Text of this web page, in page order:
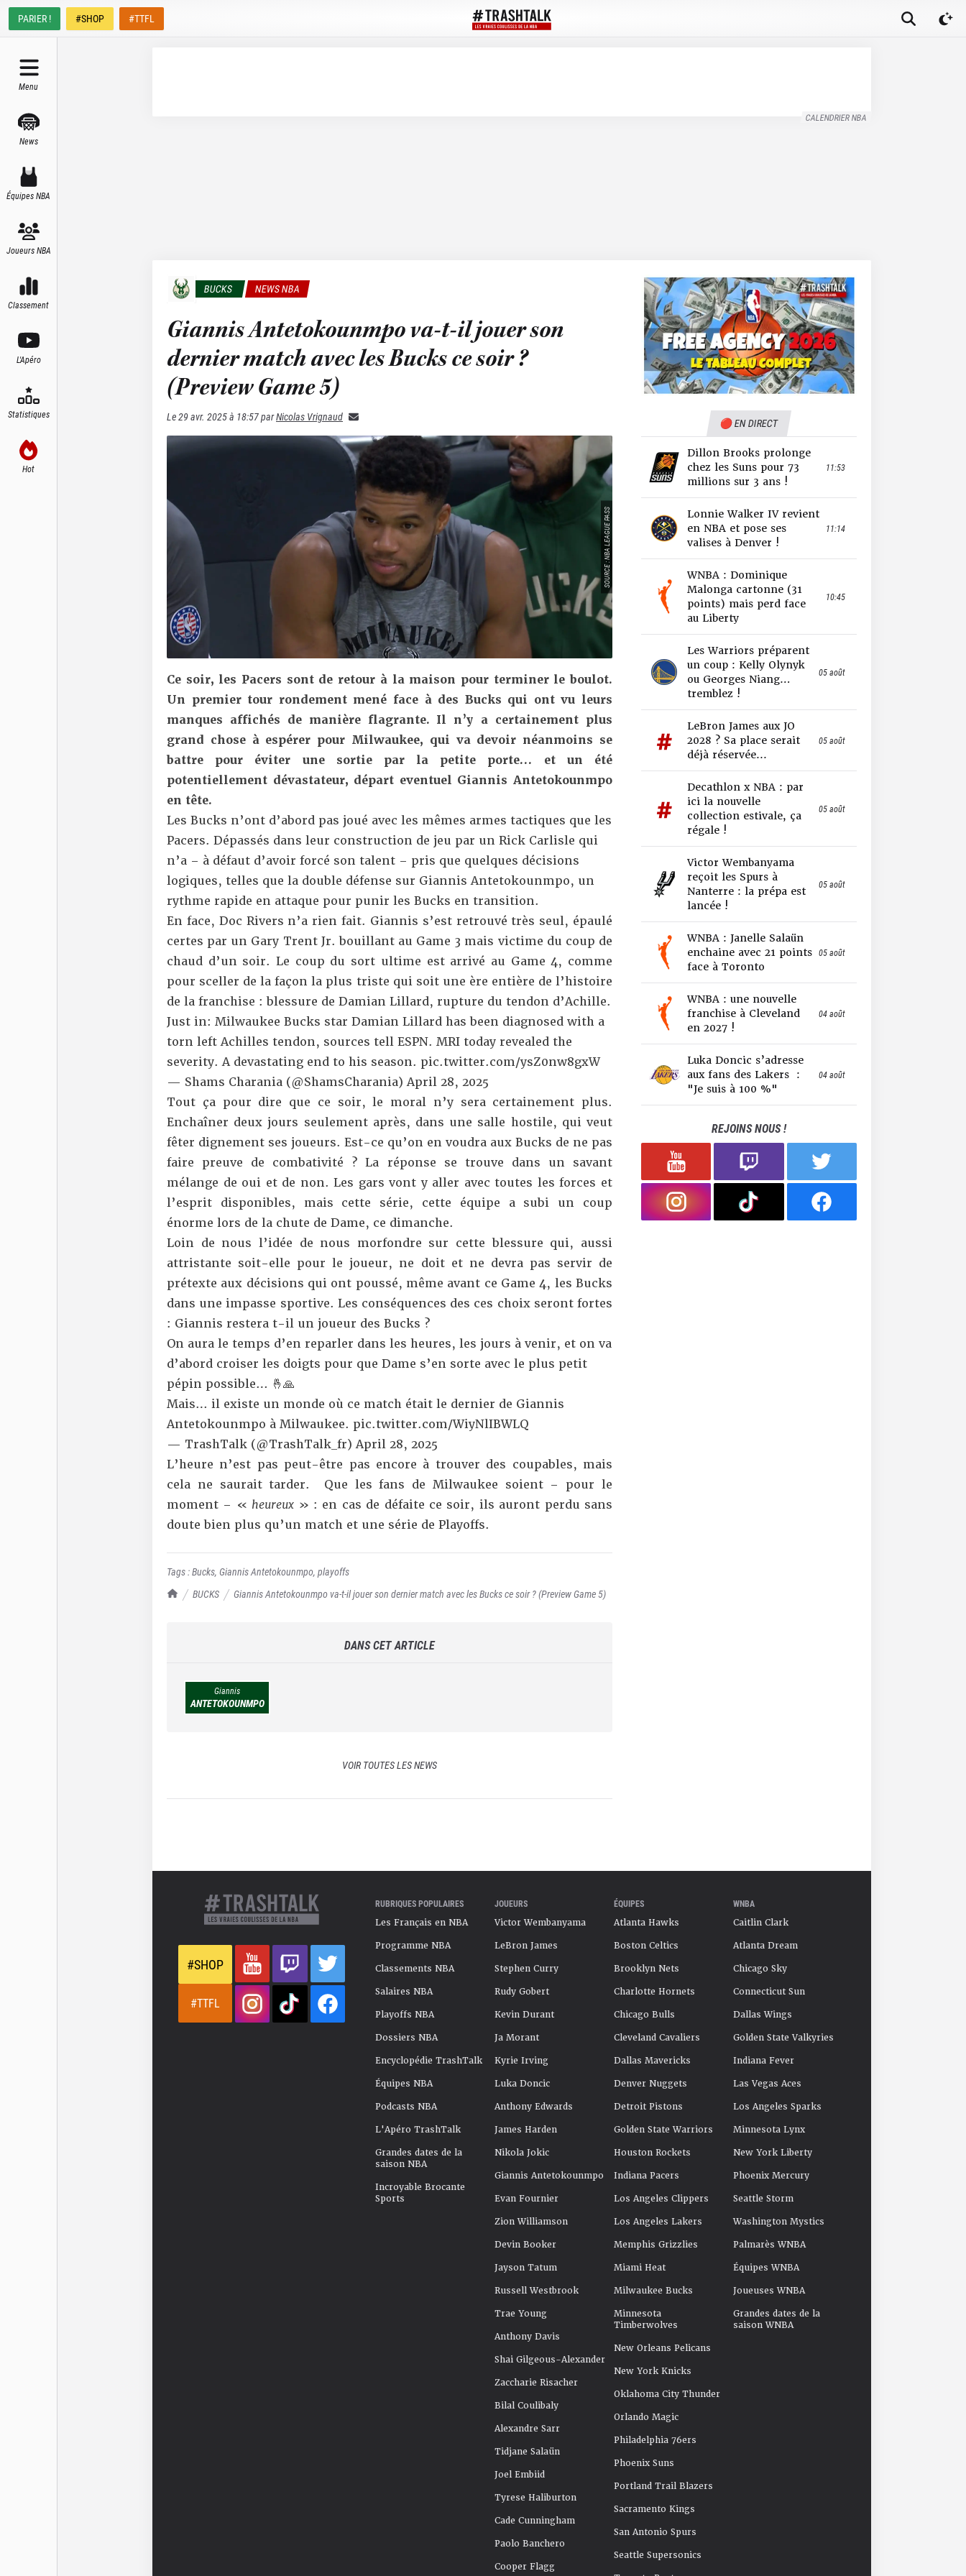
PARIER ! #SHOP #TTFL
Menu
News
Équipes NBA
Joueurs NBA
Classement
L'Apéro
Statistiques
Hot
CALENDRIER NBA
TrashTalk Actu NBA
BUCKS Giannis Antetokounmpo va-t-il jouer son dernier match avec les Bucks ce soir ? (Preview Game 5)
BUCKS NEWS NBA
Giannis Antetokounmpo va-t-il jouer son
dernier match avec les Bucks ce soir ?
(Preview Game 5)
Le29 avr. 2025 à 18:57parNicolas Vrignaud
SOURCE : NBA LEAGUE PASS
Ce soir, les Pacers sont de retour à la maison pour terminer le boulot.
Un premier tour rondement mené face à des Bucks qui ont vu leurs
manques affichés de manière flagrante. Il n’y a certainement plus
grand chose à espérer pour Milwaukee, qui va devoir néanmoins se
battre pour éviter une sortie par la petite porte… et un été
potentiellement dévastateur, départ eventuel Giannis Antetokounmpo
en tête.
Les Bucks n’ont d’abord pas joué avec les mêmes armes tactiques que les
Pacers. Dépassés dans leur construction de jeu par un Rick Carlisle qui
n’a – à défaut d’avoir forcé son talent – pris que quelques décisions
logiques, telles que la double défense sur Giannis Antetokounmpo, un
rythme rapide en attaque pour punir les Bucks en transition.
En face, Doc Rivers n’a rien fait. Giannis s’est retrouvé très seul, épaulé
certes par un Gary Trent Jr. bouillant au Game 3 mais victime du coup de
chaud d’un soir. Le coup du sort ultime est arrivé au Game 4, comme
pour sceller de la façon la plus triste qui soit une ère entière de l’histoire
de la franchise : blessure de Damian Lillard, rupture du tendon d’Achille.
Just in: Milwaukee Bucks star Damian Lillard has been diagnosed with a
torn left Achilles tendon, sources tell ESPN. MRI today revealed the
severity. A devastating end to his season. pic.twitter.com/ysZ0nw8gxW
— Shams Charania (@ShamsCharania)April 28, 2025
Tout ça pour dire que ce soir, le moral n’y sera certainement plus.
Enchaîner deux jours seulement après, dans une salle hostile, qui veut
fêter dignement ses joueurs. Est-ce qu’on en voudra aux Bucks de ne pas
faire preuve de combativité ? La réponse se trouve dans un savant
mélange de oui et de non. Les gars vont y aller avec toutes les forces et
l’esprit disponibles, mais cette série, cette équipe a subi un coup
énorme lors de la chute de Dame, ce dimanche.
Loin de nous l’idée de nous morfondre sur cette blessure qui, aussi
attristante soit-elle pour le joueur, ne doit et ne devra pas servir de
prétexte aux décisions qui ont poussé, même avant ce Game 4, les Bucks
dans une impasse sportive. Les conséquences des ces choix seront fortes
: Giannis restera t-il un joueur des Bucks ?
On aura le temps d’en reparler dans les heures, les jours à venir, et on va
d’abord croiser les doigts pour que Dame s’en sorte avec le plus petit
pépin possible… 🤞🙏
Mais… il existe un monde où ce match était le dernier de Giannis
Antetokounmpo à Milwaukee. pic.twitter.com/WiyNlIBWLQ
— TrashTalk (@TrashTalk_fr)April 28, 2025
L’heure n’est pas peut-être pas encore à trouver des coupables, mais
cela ne saurait tarder. Que les fans de Milwaukee soient – pour le
moment – « heureux » : en cas de défaite ce soir, ils auront perdu sans
doute bien plus qu’un match et une série de Playoffs.
Tags :Bucks, Giannis Antetokounmpo, playoffs
DANS CET ARTICLE
Giannis
ANTETOKOUNMPO
VOIR TOUTES LES NEWS
🔴 EN DIRECT
Dillon Brooks prolonge
chez les Suns pour 73
millions sur 3 ans !
11:53
Lonnie Walker IV revient
en NBA et pose ses
valises à Denver !
11:14
WNBA : Dominique
Malonga cartonne (31
points) mais perd face
au Liberty
10:45
Les Warriors préparent
un coup : Kelly Olynyk
ou Georges Niang…
tremblez !
05 août
LeBron James aux JO
2028 ? Sa place serait
déjà réservée...
05 août
Decathlon x NBA : par
ici la nouvelle
collection estivale, ça
régale !
05 août
Victor Wembanyama
reçoit les Spurs à
Nanterre : la prépa est
lancée !
05 août
WNBA : Janelle Salaün
enchaine avec 21 points
face à Toronto
05 août
WNBA : une nouvelle
franchise à Cleveland
en 2027 !
04 août
Luka Doncic s’adresse
aux fans des Lakers :
"Je suis à 100 %"
04 août
REJOINS NOUS !
#SHOP
#TTFL
RUBRIQUES POPULAIRES
Les Français en NBA
Programme NBA
Classements NBA
Salaires NBA
Playoffs NBA
Dossiers NBA
Encyclopédie TrashTalk
Équipes NBA
Podcasts NBA
L'Apéro TrashTalk
Grandes dates de la
saison NBA
Incroyable Brocante
Sports
JOUEURS
Victor Wembanyama
LeBron James
Stephen Curry
Rudy Gobert
Kevin Durant
Ja Morant
Kyrie Irving
Luka Doncic
Anthony Edwards
James Harden
Nikola Jokic
Giannis Antetokounmpo
Evan Fournier
Zion Williamson
Devin Booker
Jayson Tatum
Russell Westbrook
Trae Young
Anthony Davis
Shai Gilgeous-Alexander
Zaccharie Risacher
Bilal Coulibaly
Alexandre Sarr
Tidjane Salaün
Joel Embiid
Tyrese Haliburton
Cade Cunningham
Paolo Banchero
Cooper Flagg
ÉQUIPES
Atlanta Hawks
Boston Celtics
Brooklyn Nets
Charlotte Hornets
Chicago Bulls
Cleveland Cavaliers
Dallas Mavericks
Denver Nuggets
Detroit Pistons
Golden State Warriors
Houston Rockets
Indiana Pacers
Los Angeles Clippers
Los Angeles Lakers
Memphis Grizzlies
Miami Heat
Milwaukee Bucks
Minnesota
Timberwolves
New Orleans Pelicans
New York Knicks
Oklahoma City Thunder
Orlando Magic
Philadelphia 76ers
Phoenix Suns
Portland Trail Blazers
Sacramento Kings
San Antonio Spurs
Seattle Supersonics
WNBA
Caitlin Clark
Atlanta Dream
Chicago Sky
Connecticut Sun
Dallas Wings
Golden State Valkyries
Indiana Fever
Las Vegas Aces
Los Angeles Sparks
Minnesota Lynx
New York Liberty
Phoenix Mercury
Seattle Storm
Washington Mystics
Palmarès WNBA
Équipes WNBA
Joueuses WNBA
Grandes dates de la
saison WNBA